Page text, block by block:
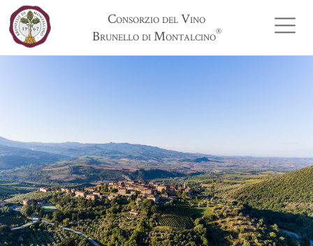
Consorzio del Vino
Brunello di Montalcino®